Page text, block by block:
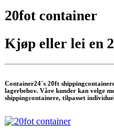
20fot container
Kjøp eller lei en
Container24´s 20ft
lagerbehov. Våre kunder kan velge
shippingcontainere, tilpasset